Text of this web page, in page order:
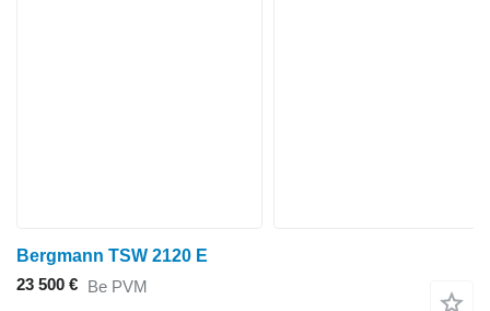
Bergmann TSW 2120 E
23 500 € Be PVM